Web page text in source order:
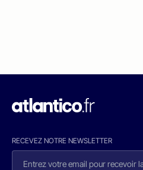
RECEVEZ NOTRE NEWSLETTER